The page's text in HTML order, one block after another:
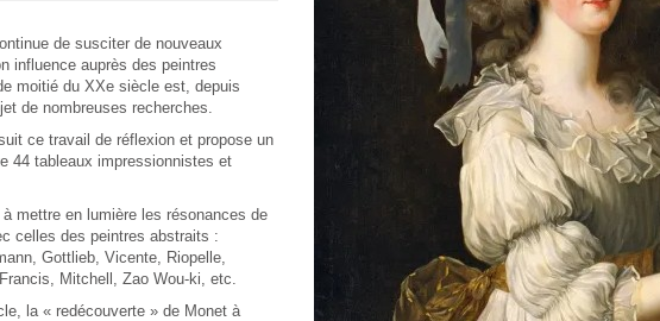
de susciter de nouveaux
influence auprès des peintres
moitié du XXe siècle est, depuis
de nombreuses recherches.
ce travail de réflexion et propose un
44 tableaux impressionnistes et
mettre en lumière les résonances de
celles des peintres abstraits :
Gottlieb, Vicente, Riopelle,
Mitchell, Zao Wou-ki, etc.
la « redécouverte » de Monet à